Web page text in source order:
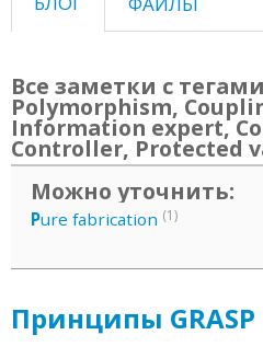
Все заметки с
Polymorphism,
Information expert,
Controller, Protected
Можно уточнить:
Pure fabrication (1)
Принципы GRASP